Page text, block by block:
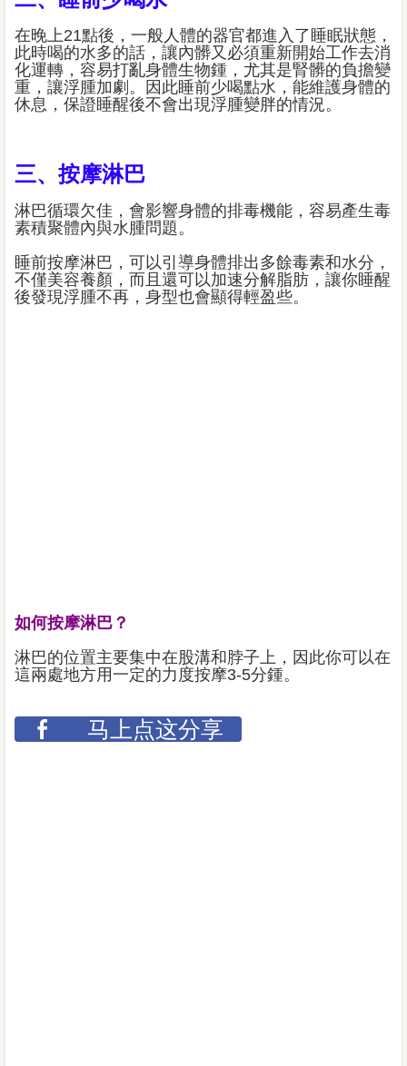
在晚上21點後，一般人體的器官都進入了睡眠狀態，
此時喝的水多的話，讓內髒又必須重新開始工作去消
化運轉，容易打亂身體生物鍾，尤其是腎髒的負擔變
重，讓浮腫加劇。因此睡前少喝點水，能維護身體的
休息，保證睡醒後不會出現浮腫變胖的情況。
三、按摩淋巴
淋巴循環欠佳，會影響身體的排毒機能，容易產生毒
素積聚體內與水腫問題。
睡前按摩淋巴，可以引導身體排出多餘毒素和水分，
不僅美容養顏，而且還可以加速分解脂肪，讓你睡醒
後發現浮腫不再，身型也會顯得輕盈些。
如何按摩淋巴？
淋巴的位置主要集中在股溝和脖子上，因此你可以在
這兩處地方用一定的力度按摩3-5分鍾。
马上点这分享